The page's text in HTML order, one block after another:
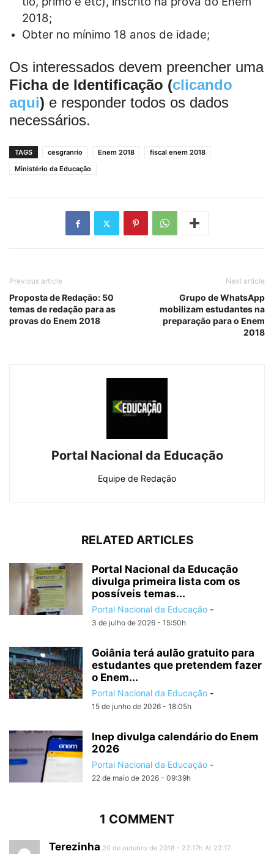
2018;
Obter no mínimo 18 anos de idade;
Os interessados devem preencher uma
Ficha de Identificação (clicando
aqui) e responder todos os dados
necessários.
TAGS cesgranrio Enem 2018
fiscal enem 2018
Ministério da Educação
Previous article
Proposta de Redação: 50
temas de redação para as
provas do Enem 2018
Next article
Grupo de WhatsApp
mobilizam estudantes na
preparação para o Enem
2018
Portal Nacional da Educação
Equipe de Redação
RELATED ARTICLES
Portal Nacional da Educação
divulga primeira lista com os
possíveis temas...
Portal Nacional da Educação -
3 de julho de 2026 - 15:50h
Goiânia terá aulão gratuito para
estudantes que pretendem fazer
o Enem...
Portal Nacional da Educação -
15 de junho de 2026 - 18:05h
Inep divulga calendário do Enem
2026
Portal Nacional da Educação -
22 de maio de 2026 - 09:39h
1 COMMENT
Terezinha 20 de outubro de 2018 - 22:17h At 22:17